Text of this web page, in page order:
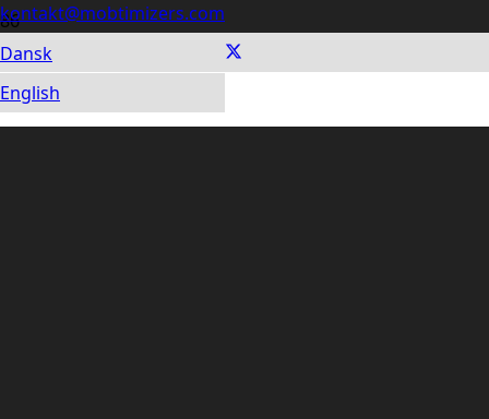
kontakt@mobtimizers.com
Dansk
English